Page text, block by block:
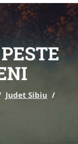
Judet Sibiu /